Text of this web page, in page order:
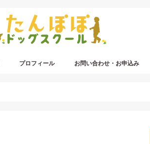
プロフィール お問い合わせ・お申込み